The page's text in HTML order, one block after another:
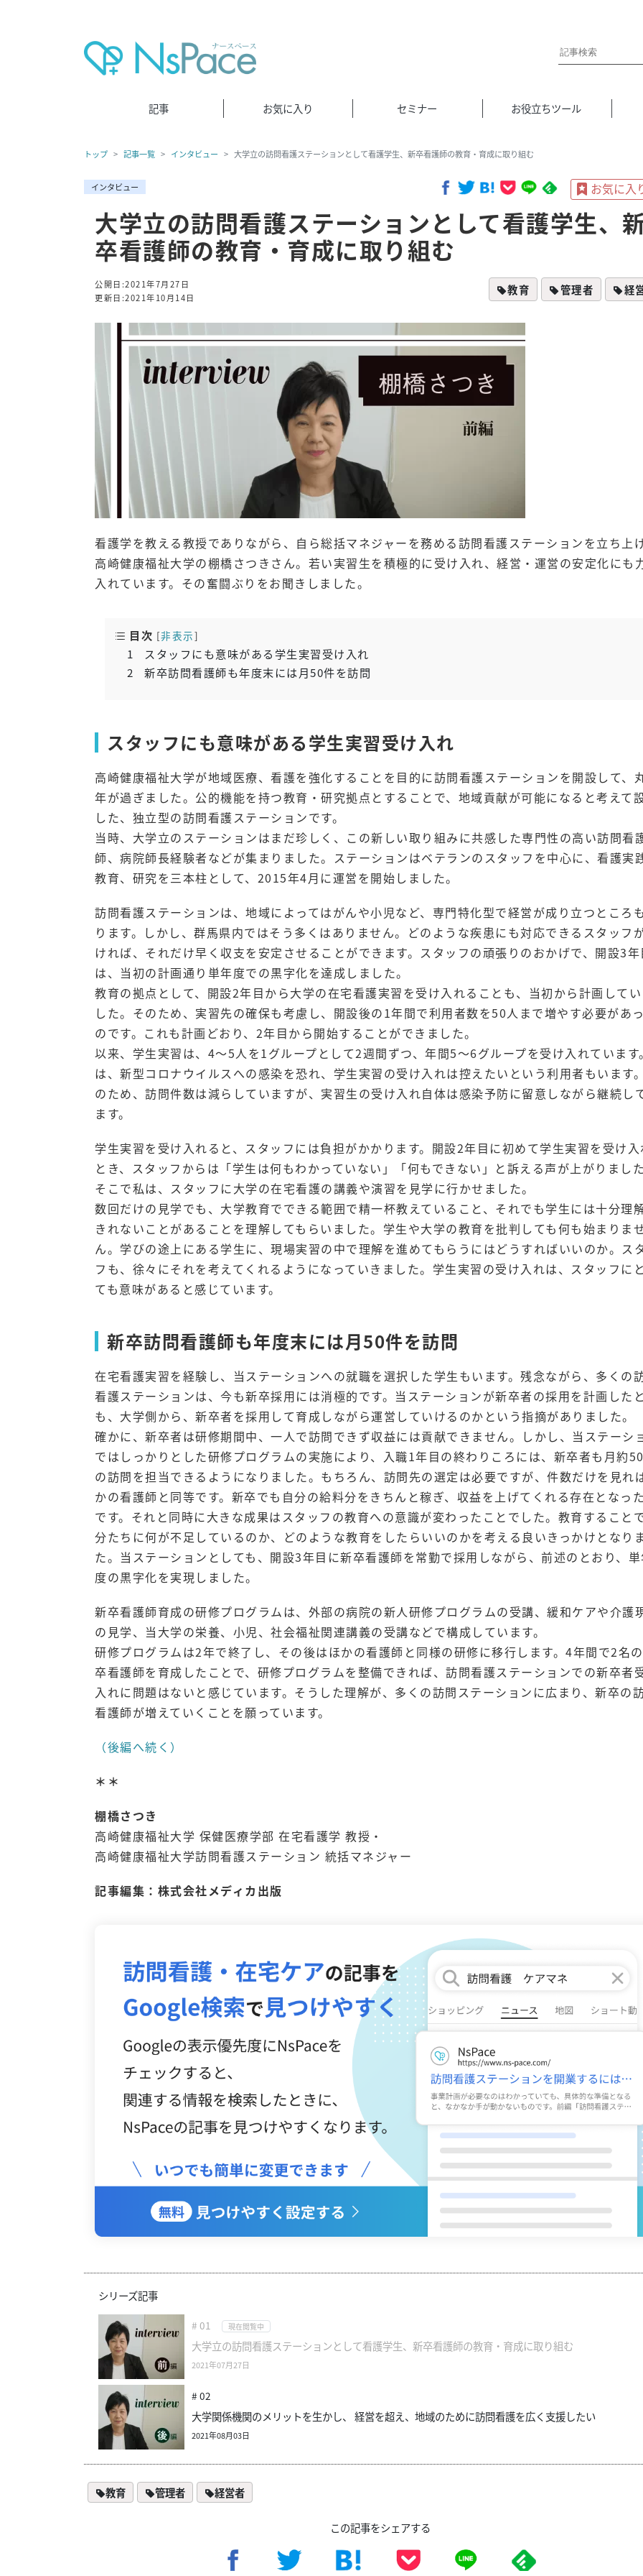
記事 お気に入り セミナー お役立ちツール
トップ 記事一覧 インタビュー 大学立の訪問看護ステーションとして看護学生、新卒看護師の教育・育成に取り組む
インタビュー
大学立の訪問看護ステーションとして看護学生、
卒看護師の教育・育成に取り組む
公開日:2021年7月27日
更新日:2021年10月14日
教育 管理者 経
看護学を教える教授でありながら、自ら総括マネジャーを務める訪問看護ステーションを立ち上
高崎健康福祉大学の棚橋さつきさん。若い実習生を積極的に受け入れ、経営・運営の安定化にも
入れています。その奮闘ぶりをお聞きしました。
目次 [非表示]
1
スタッフにも意味がある学生実習受け入れ
2
新卒訪問看護師も年度末には月50件を訪問
スタッフにも意味がある学生実習受け入れ
高崎健康福祉大学が地域医療、看護を強化することを目的に訪問看護ステーションを開設して、
年が過ぎました。公的機能を持つ教育・研究拠点とすることで、地域貢献が可能になると考えて
した、独立型の訪問看護ステーションです。
当時、大学立のステーションはまだ珍しく、この新しい取り組みに共感した専門性の高い訪問看
師、病院師長経験者などが集まりました。ステーションはベテランのスタッフを中心に、看護実践
教育、研究を三本柱として、2015年4月に運営を開始しました。
訪問看護ステーションは、地域によってはがんや小児など、専門特化型で経営が成り立つところ
ります。しかし、群馬県内ではそう多くはありません。どのような疾患にも対応できるスタッフ
ければ、それだけ早く収支を安定させることができます。スタッフの頑張りのおかげで、開設3年
は、当初の計画通り単年度での黒字化を達成しました。
教育の拠点として、開設2年目から大学の在宅看護実習を受け入れることも、当初から計画してい
した。そのため、実習先の確保も考慮し、開設後の1年間で利用者数を50人まで増やす必要があ
のです。これも計画どおり、2年目から開始することができました。
以来、学生実習は、4～5人を1グループとして2週間ずつ、年間5～6グループを受け入れています
は、新型コロナウイルスへの感染を恐れ、学生実習の受け入れは控えたいという利用者もいます
のため、訪問件数は減らしていますが、実習生の受け入れ自体は感染予防に留意しながら継続し
ます。
学生実習を受け入れると、スタッフには負担がかかります。開設2年目に初めて学生実習を受け入
とき、スタッフからは「学生は何もわかっていない」「何もできない」と訴える声が上がりました
そこで私は、スタッフに大学の在宅看護の講義や演習を見学に行かせました。
数回だけの見学でも、大学教育でできる範囲で精一杯教えていること、それでも学生には十分理
きれないことがあることを理解してもらいました。学生や大学の教育を批判しても何も始まりま
ん。学びの途上にある学生に、現場実習の中で理解を進めてもらうにはどうすればいいのか。ス
フも、徐々にそれを考えてくれるようになっていきました。学生実習の受け入れは、スタッフに
ても意味があると感じています。
新卒訪問看護師も年度末には月50件を訪問
在宅看護実習を経験し、当ステーションへの就職を選択した学生もいます。残念ながら、多くの
看護ステーションは、今も新卒採用には消極的です。当ステーションが新卒者の採用を計画した
も、大学側から、新卒者を採用して育成しながら運営していけるのかという指摘がありました。
確かに、新卒者は研修期間中、一人で訪問できず収益には貢献できません。しかし、当ステーシ
ではしっかりとした研修プログラムの実施により、入職1年目の終わりころには、新卒者も月約
の訪問を担当できるようになりました。もちろん、訪問先の選定は必要ですが、件数だけを見れ
かの看護師と同等です。新卒でも自分の給料分をきちんと稼ぎ、収益を上げてくれる存在となっ
です。それと同時に大きな成果はスタッフの教育への意識が変わったことでした。教育すること
分たちに何が不足しているのか、どのような教育をしたらいいのかを考える良いきっかけとなり
た。当ステーションとしても、開設3年目に新卒看護師を常勤で採用しながら、前述のとおり、単
度の黒字化を実現しました。
新卒看護師育成の研修プログラムは、外部の病院の新人研修プログラムの受講、緩和ケアや介護
の見学、当大学の栄養、小児、社会福祉関連講義の受講などで構成しています。
研修プログラムは2年で終了し、その後はほかの看護師と同様の研修に移行します。4年間で2名
卒看護師を育成したことで、研修プログラムを整備できれば、訪問看護ステーションでの新卒者
入れに問題はないと感じています。そうした理解が、多くの訪問ステーションに広まり、新卒の
看護師が増えていくことを願っています。
（後編へ続く）
＊＊
棚橋さつき
高崎健康福祉大学 保健医療学部 在宅看護学 教授・
高崎健康福祉大学訪問看護ステーション 統括マネジャー
記事編集：株式会社メディカ出版
シリーズ記事
# 01 現在閲覧中
大学立の訪問看護ステーションとして看護学生、新卒看護師の教育・育成に取り組む
2021年07月27日
# 02
大学関係機関のメリットを生かし、 経営を超え、地域のために訪問看護を広く支援したい
2021年08月03日
教育 管理者 経営者
この記事をシェアする